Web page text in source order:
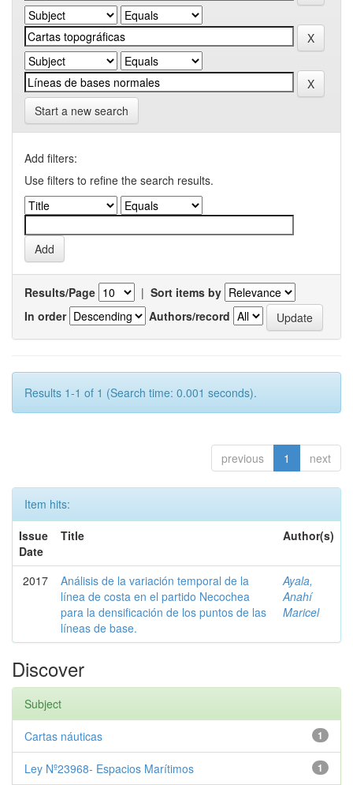
Start a new search
Add filters:
Use filters to refine the search results.
Results/Page | Sort items by
In order
Authors/record
Results 1-1 of 1 (Search time: 0.001 seconds).
previous 1 next
Item hits:
Issue
Date
Title Author(s)
2017
Análisis de la variación temporal de la
línea de costa en el partido Necochea
para la densificación de los puntos de las
líneas de base.
Ayala,
Anahí
Maricel
Discover
Subject
1
Cartas náuticas
1
Ley Nº23968- Espacios Marítimos